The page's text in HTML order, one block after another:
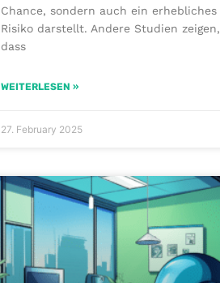
Chance, sondern auch ein erhebliches
Risiko darstellt. Andere Studien zeigen,
dass
WEITERLESEN »
27. February 2025